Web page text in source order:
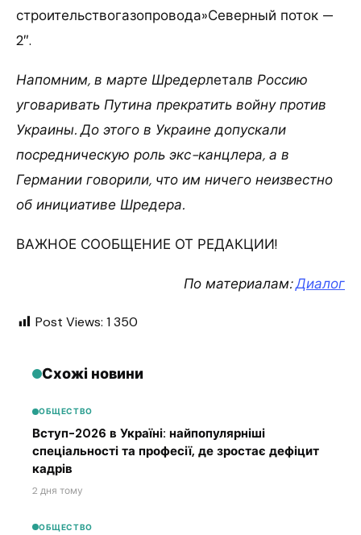
строительствогазопровода»Северный поток —
2″.
Напомним, в марте Шредерлеталв Россию
уговаривать Путина прекратить войну против
Украины. До этого в Украине допускали
посредническую роль экс-канцлера, а в
Германии говорили, что им ничего неизвестно
об инициативе Шредера.
ВАЖНОЕ СООБЩЕНИЕ ОТ РЕДАКЦИИ!
По материалам:Диалог
Post Views: 1 350
Схожі новини
ОБЩЕСТВО
Вступ-2026 в Україні: найпопулярніші
спеціальності та професії, де зростає дефіцит
кадрів
2 дня тому
ОБЩЕСТВО